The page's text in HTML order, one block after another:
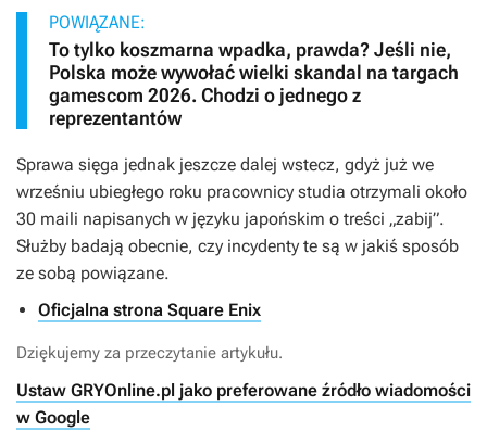
POWIĄZANE:
To tylko koszmarna wpadka, prawda? Jeśli nie,
Polska może wywołać wielki skandal na targach
gamescom 2026. Chodzi o jednego z
reprezentantów
Sprawa sięga jednak jeszcze dalej wstecz, gdyż już we
wrześniu ubiegłego roku pracownicy studia otrzymali około
30 maili napisanych w języku japońskim o treści „zabij”.
Służby badają obecnie, czy incydenty te są w jakiś sposób
ze sobą powiązane.
Oficjalna strona Square Enix
Dziękujemy za przeczytanie artykułu.
Ustaw GRYOnline.pl jako preferowane źródło wiadomości
w Google